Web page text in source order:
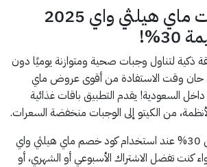
أقوى خصومات ماي هيلثي واي 2025
ذكية لتناول وجبات صحية ومتوازنة يوميًا دون
حان وقت الاستفادة من أقوى عروض ماي
هيلثي واي لعام 2025 داخل السعودية! يقدم التطبيق باقات غذائية
من الكيتو إلى الوجبات منخفضة السعرات.
مع خصومات تصل حتى 30% عند استخدام كود خصم ماي هيلثي واي
كنت تفضل الاشتراك الأسبوعي أو الشهري، أو